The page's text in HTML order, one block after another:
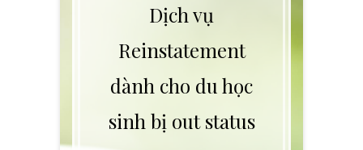
Dịch vụ
Reinstatement
dành cho du học
sinh bị out status